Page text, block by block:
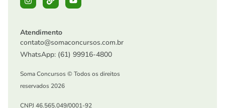
Atendimento
contato@somaconcursos.com.br
WhatsApp: (61) 99916-4800
Soma Concursos © Todos os direitos
reservados 2026
CNPJ 46.565.049/0001-92